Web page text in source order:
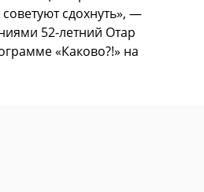
сдохнуть», —
52-летний Отар
«Каково?!» на